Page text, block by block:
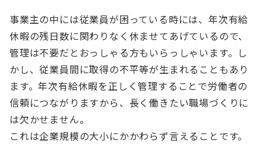
事業主の中には従業員が困っている時には、年次有給
休暇の残日数に関わりなく休ませてあげているので、
管理は不要だとおっしゃる方もいらっしゃいます。し
かし、従業員間に取得の不平等が生まれることもあり
ます。年次有給休暇を正しく管理することで労働者の
信頼につながりますから、長く働きたい職場づくりに
は欠かせません。
これは企業規模の大小にかかわらず言えることです。